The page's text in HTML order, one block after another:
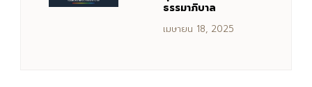
ธรรมาภิบาล
เมษายน 18, 2025